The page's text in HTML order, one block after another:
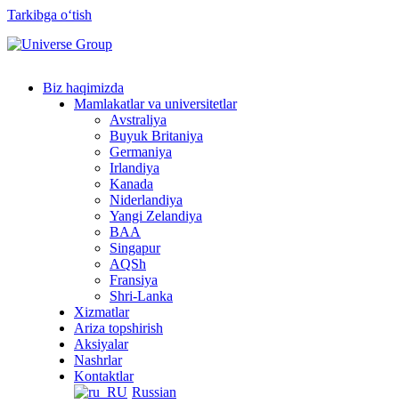
Tarkibga oʻtish
Biz haqimizda
Mamlakatlar va universitetlar
Avstraliya
Buyuk Britaniya
Germaniya
Irlandiya
Kanada
Niderlandiya
Yangi Zelandiya
BAA
Singapur
AQSh
Fransiya
Shri-Lanka
Xizmatlar
Ariza topshirish
Aksiyalar
Nashrlar
Kontaktlar
Russian